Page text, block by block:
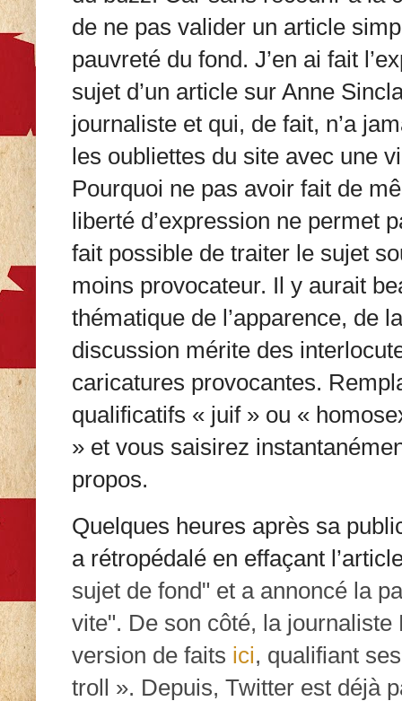
de ne pas valider un article
pauvreté du fond. J’en ai fait
sujet d’un article sur Anne
journaliste et qui, de fait, n’a
les oubliettes du site avec une
Pourquoi ne pas avoir fait de
liberté d’expression ne permet
fait possible de traiter le sujet
moins provocateur. Il y aurait
thématique de l’apparence, de
discussion mérite des
caricatures provocantes.
qualificatifs « juif » ou «
» et vous saisirez
propos.
Quelques heures après sa
a rétropédalé en effaçant
sujet de fond" et a annoncé la
vite". De son côté, la
version de faits ici, qualifiant
troll ». Depuis, Twitter est déjà